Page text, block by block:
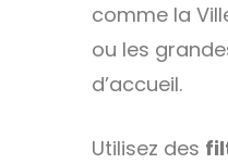
comme la
ou les
d’accueil.
Utilisez des